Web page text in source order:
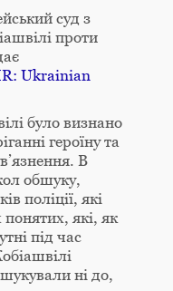
суд з
проти
Ukrainian
було визнано
героїну та
В
обшуку,
поліції, які
які, як
під час
ні до,